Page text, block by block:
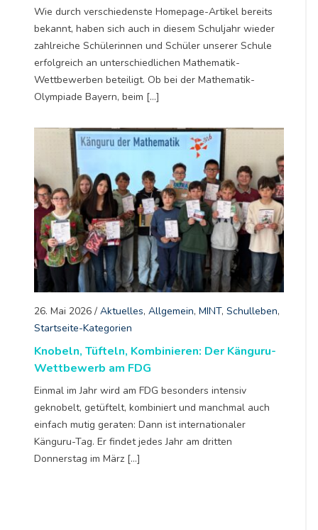
Wie durch verschiedenste Homepage-Artikel bereits
bekannt, haben sich auch in diesem Schuljahr wieder
zahlreiche Schülerinnen und Schüler unserer Schule
erfolgreich an unterschiedlichen Mathematik-
Wettbewerben beteiligt. Ob bei der Mathematik-
Olympiade Bayern, beim […]
26. Mai 2026/ Aktuelles, Allgemein, MINT, Schulleben,
Startseite-Kategorien
Knobeln, Tüfteln, Kombinieren: Der Känguru-
Wettbewerb am FDG
Einmal im Jahr wird am FDG besonders intensiv
geknobelt, getüftelt, kombiniert und manchmal auch
einfach mutig geraten: Dann ist internationaler
Känguru-Tag. Er findet jedes Jahr am dritten
Donnerstag im März […]